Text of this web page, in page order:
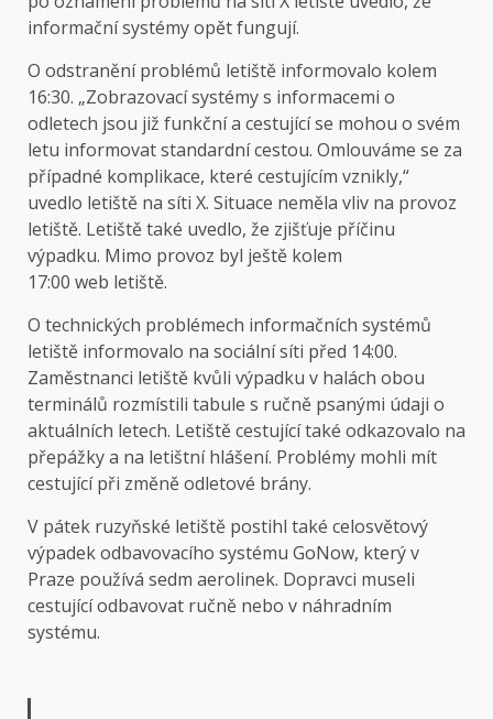
informační systémy opět fungují.
O odstranění problémů letiště informovalo kolem
16:30. „Zobrazovací systémy s informacemi o
odletech jsou již funkční a cestující se mohou o svém
letu informovat standardní cestou. Omlouváme se za
případné komplikace, které cestujícím vznikly,“
uvedlo letiště na síti X. Situace neměla vliv na provoz
letiště. Letiště také uvedlo, že zjišťuje příčinu
výpadku. Mimo provoz byl ještě kolem
17:00 web letiště.
O technických problémech informačních systémů
letiště informovalo na sociální síti před 14:00.
Zaměstnanci letiště kvůli výpadku v halách obou
terminálů rozmístili tabule s ručně psanými údaji o
aktuálních letech. Letiště cestující také odkazovalo na
přepážky a na letištní hlášení. Problémy mohli mít
cestující při změně odletové brány.
V pátek ruzyňské letiště postihl také celosvětový
výpadek odbavovacího systému GoNow, který v
Praze používá sedm aerolinek. Dopravci museli
cestující odbavovat ručně nebo v náhradním
systému.